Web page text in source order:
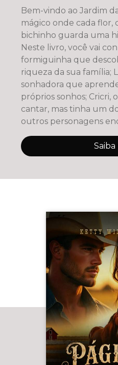
Bem-vindo ao Jardim
mágico onde cada flor,
bichinho guarda uma
Neste livro, você vai
formiguinha que
riqueza da sua família;
sonhadora que
próprios sonhos; Cricri,
cantar, mas tinha um
outros personagens
Saiba